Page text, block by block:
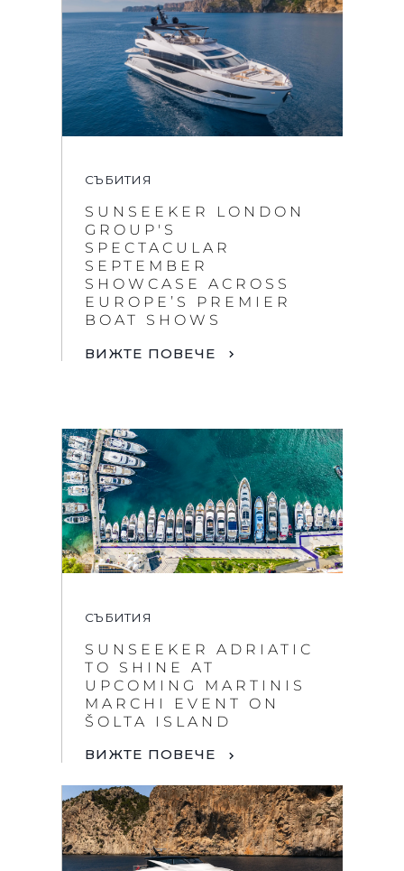
СЪБИТИЯ
SUNSEEKER LONDON
GROUP'S
SPECTACULAR
SEPTEMBER
SHOWCASE ACROSS
EUROPE’S PREMIER
BOAT SHOWS
ВИЖТЕ ПОВЕЧЕ
СЪБИТИЯ
SUNSEEKER ADRIATIC
TO SHINE AT
UPCOMING MARTINIS
MARCHI EVENT ON
ŠOLTA ISLAND
ВИЖТЕ ПОВЕЧЕ